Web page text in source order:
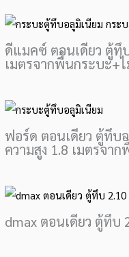
ดีแมคซ์ ตอนเดียว ตู้ทึ
เมตรจากพื้นกระบะ+
ฟอร์ด ตอนเดียว ตู้ทึบ
ความสูง 1.8 เมตรจา
dmax ตอนเดียว ตู้ทึบ